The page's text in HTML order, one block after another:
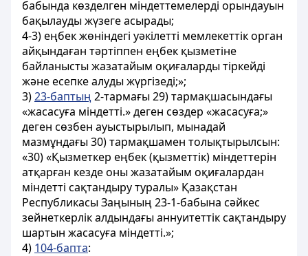
бабында көзделген міндеттемелерді орындауын
бақылауды жүзеге асырады;
4-3) еңбек жөніндегі уәкілетті мемлекеттік орган
айқындаған тәртіппен еңбек қызметіне
байланысты жазатайым оқиғаларды тіркейді
және есепке алуды жүргізеді;»;
3)23-баптың 2-тармағы 29) тармақшасындағы
«жасасуға міндетті.» деген сөздер «жасасуға;»
деген сөзбен ауыстырылып, мынадай
мазмұндағы 30) тармақшамен толықтырылсын:
«30) «Қызметкер еңбек (қызметтік) міндеттерін
атқарған кезде оны жазатайым оқиғалардан
міндетті сақтандыру туралы» Қазақстан
Республикасы Заңының 23-1-бабына сәйкес
зейнеткерлік алдындағы аннуитеттік сақтандыру
шартын жасасуға міндетті.»;
4) 104-бапта: